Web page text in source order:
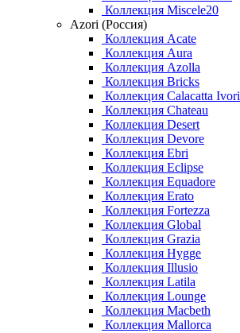
Коллекция Miscele20
Azori (Россия)
Коллекция Acate
Коллекция Aura
Коллекция Azolla
Коллекция Bricks
Коллекция Calacatta Ivori
Коллекция Chateau
Коллекция Desert
Коллекция Devore
Коллекция Ebri
Коллекция Eclipse
Коллекция Equadore
Коллекция Erato
Коллекция Fortezza
Коллекция Global
Коллекция Grazia
Коллекция Hygge
Коллекция Illusio
Коллекция Latila
Коллекция Lounge
Коллекция Macbeth
Коллекция Mallorca